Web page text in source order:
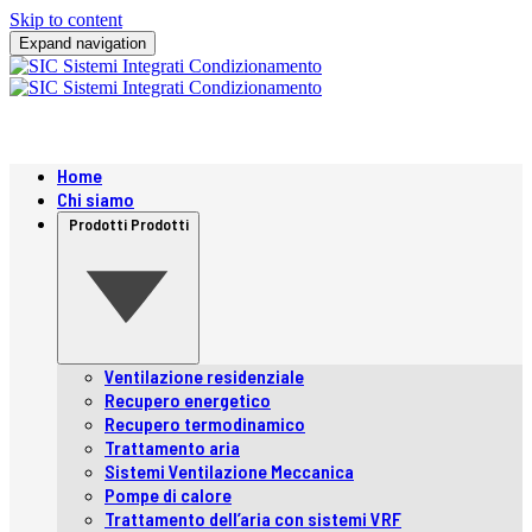
Skip to content
Expand navigation
Home
Chi siamo
Prodotti Prodotti
Ventilazione residenziale
Recupero energetico
Recupero termodinamico
Trattamento aria
Sistemi Ventilazione Meccanica
Pompe di calore
Trattamento dell’aria con sistemi VRF